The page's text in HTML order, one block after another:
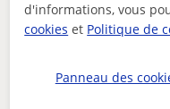
Vos cours particuliers En
prof ditalien avec expérience
Autres
susceptibles de
d'informations, vous
cookies et Politique de
Panneau des